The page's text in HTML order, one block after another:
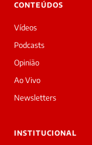
CONTEÚDOS
Vídeos
Podcasts
Opinião
Ao Vivo
Newsletters
INSTITUCIONAL